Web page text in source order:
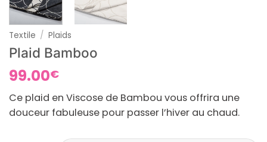
Textile / Plaids
Plaid Bamboo
99.00€
Ce plaid en Viscose de Bambou vous offrira une
douceur fabuleuse pour passer l’hiver au chaud.